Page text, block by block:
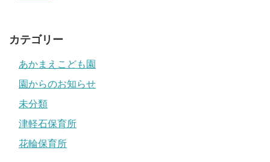
カテゴリー
あかまえこども園
園からのお知らせ
未分類
津軽石保育所
花輪保育所